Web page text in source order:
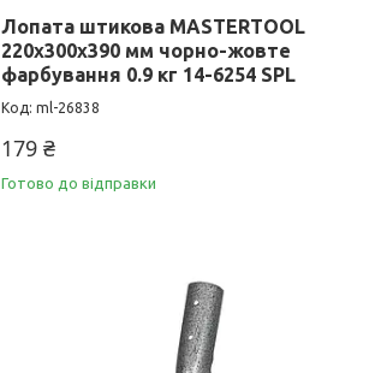
Лопата штикова MASTERTOOL
220х300х390 мм чорно-жовте
фарбування 0.9 кг 14-6254 SPL
ml-26838
179 ₴
Готово до відправки